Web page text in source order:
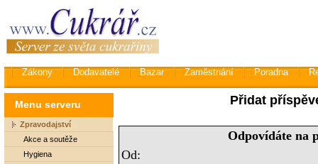
Zákony Dodavatelé Bazar Zaměstnání Poradna
Menu serveru
Zpravodajství
Akce a soutěže
Hygiena
Přidat
Odpovídáte na
Od: